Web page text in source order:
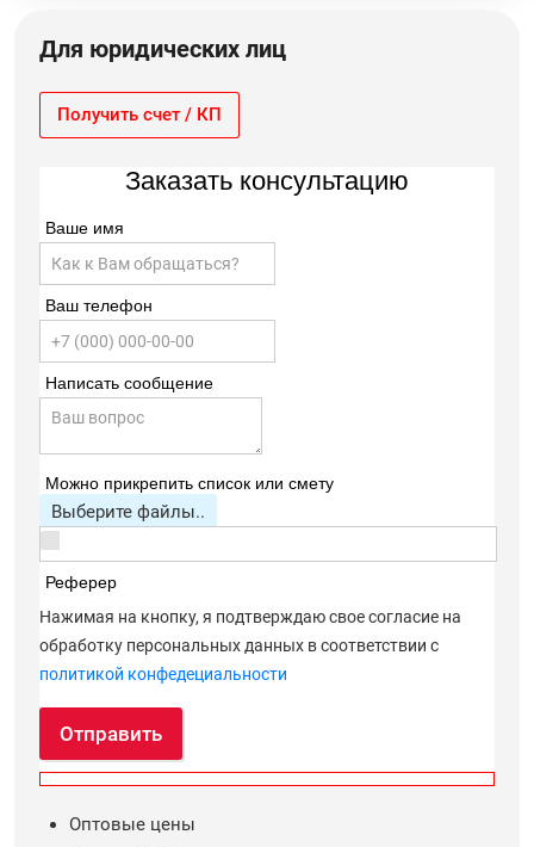
Для юридических лиц
Получить счет / КП
Заказать консультацию
Ваше имя
Ваш телефон
Написать сообщение
Можно прикрепить список или смету
Выберите файлы..
Реферер
Нажимая на кнопку, я подтверждаю свое согласие на
обработку персональных данных в соответствии с
политикой конфедециальности
Отправить
Оптовые цены